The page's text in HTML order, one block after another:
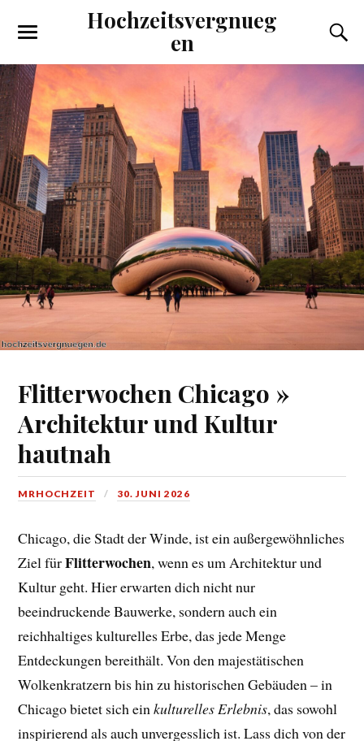
Hochzeitsvergnueg
en
Flitterwochen Chicago »
Architektur und Kultur
hautnah
MRHOCHZEIT 30. JUNI 2026
Chicago, die Stadt der Winde, ist ein außergewöhnliches
Ziel fürFlitterwochen, wenn es um Architektur und
Kultur geht. Hier erwarten dich nicht nur
beeindruckende Bauwerke, sondern auch ein
reichhaltiges kulturelles Erbe, das jede Menge
Entdeckungen bereithält. Von den majestätischen
Wolkenkratzern bis hin zu historischen Gebäuden – in
Chicago bietet sich einkulturelles Erlebnis, das sowohl
inspirierend als auch unvergesslich ist. Lass dich von der